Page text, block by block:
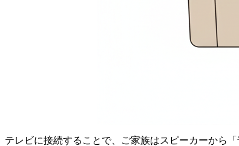
テレビに接続することで、ご家族はスピーカーから